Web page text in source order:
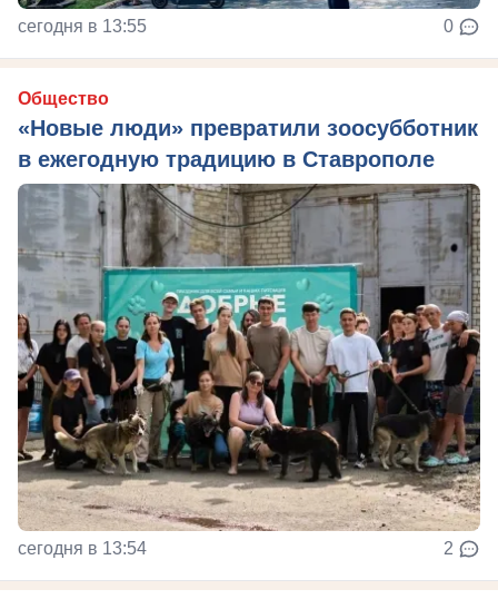
сегодня в 13:55 0
Общество
«Новые люди» превратили зоосубботник
в ежегодную традицию в Ставрополе
сегодня в 13:54 2